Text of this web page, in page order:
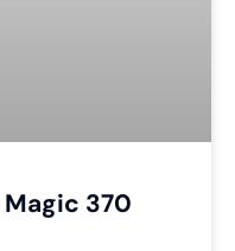
Magic 370